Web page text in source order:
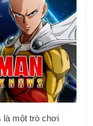
là một trò chơi